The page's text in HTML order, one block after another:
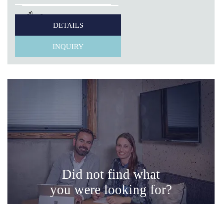
3
DETAILS
INQUIRY
Did not find what
you were looking for?